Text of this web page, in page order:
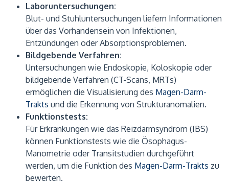
Laboruntersuchungen:
Blut- und Stuhluntersuchungen liefern Informationen
über das Vorhandensein von Infektionen,
Entzündungen oder Absorptionsproblemen.
Bildgebende Verfahren:
Untersuchungen wie Endoskopie, Koloskopie oder
bildgebende Verfahren (CT-Scans, MRTs)
ermöglichen die Visualisierung des Magen-Darm-
Trakts und die Erkennung von Strukturanomalien.
Funktionstests:
Für Erkrankungen wie das Reizdarmsyndrom (IBS)
können Funktionstests wie die Ösophagus-
Manometrie oder Transitstudien durchgeführt
werden, um die Funktion des Magen-Darm-Trakts zu
bewerten.